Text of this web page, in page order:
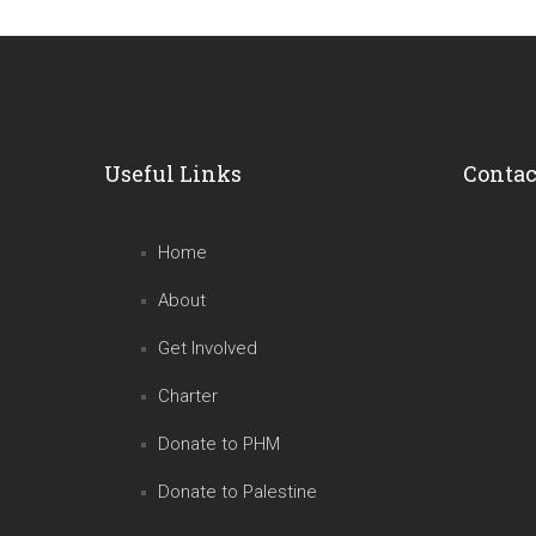
Useful Links
Home
About
Get Involved
Charter
Donate to PHM
Donate to Palestine